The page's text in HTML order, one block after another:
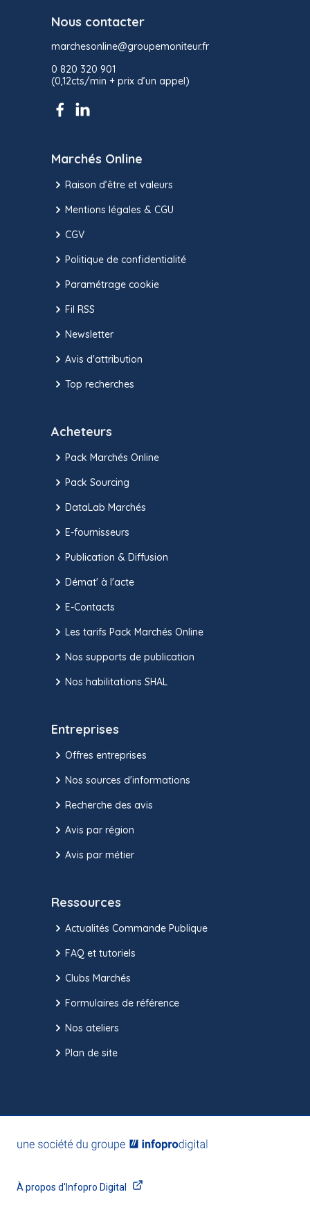
Nous contacter
marchesonline@groupemoniteur.fr
0 820 320 901
(0,12cts/min + prix d’un appel)
Marchés Online
Raison d’être et valeurs
Mentions légales & CGU
CGV
Politique de confidentialité
Paramétrage cookie
Fil RSS
Newsletter
Avis d'attribution
Top recherches
Acheteurs
Pack Marchés Online
Pack Sourcing
DataLab Marchés
E-fournisseurs
Publication & Diffusion
Démat' à l'acte
E-Contacts
Les tarifs Pack Marchés Online
Nos supports de publication
Nos habilitations SHAL
Entreprises
Offres entreprises
Nos sources d'informations
Recherche des avis
Avis par région
Avis par métier
Ressources
Actualités Commande Publique
FAQ et tutoriels
Clubs Marchés
Formulaires de référence
Nos ateliers
Plan de site